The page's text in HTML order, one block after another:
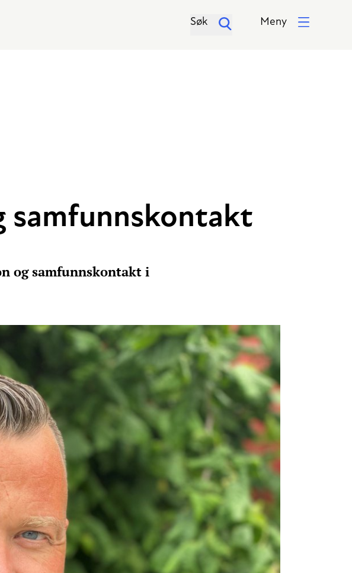
Søk Meny
samfunnskontakt
og samfunnskontakt i